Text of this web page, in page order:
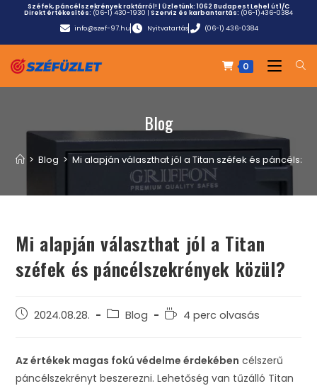
Széfek, páncélszekrények raktárról! | Üzletünk:1062 Budapest Lehel út 1/C
Direkt értékesítés: (06-1) 430-1930 | Szerviz és karbantartás: (06-1)436-0384
info@szef-97.hu
Nyitvatartás (06-1) 436-0384
0
Blog
> Blog > Mi alapján választhat jól a Titan széfek és
Mi alapján választhat jól a Titan
széfek és páncélszekrények közül?
2024.08.28. Blog 4 perc olvasás
Az értékek magas fokú védelme érdekében célszerű
páncélszekrényt beszerezni. Lehetőség van tűzálló Titan